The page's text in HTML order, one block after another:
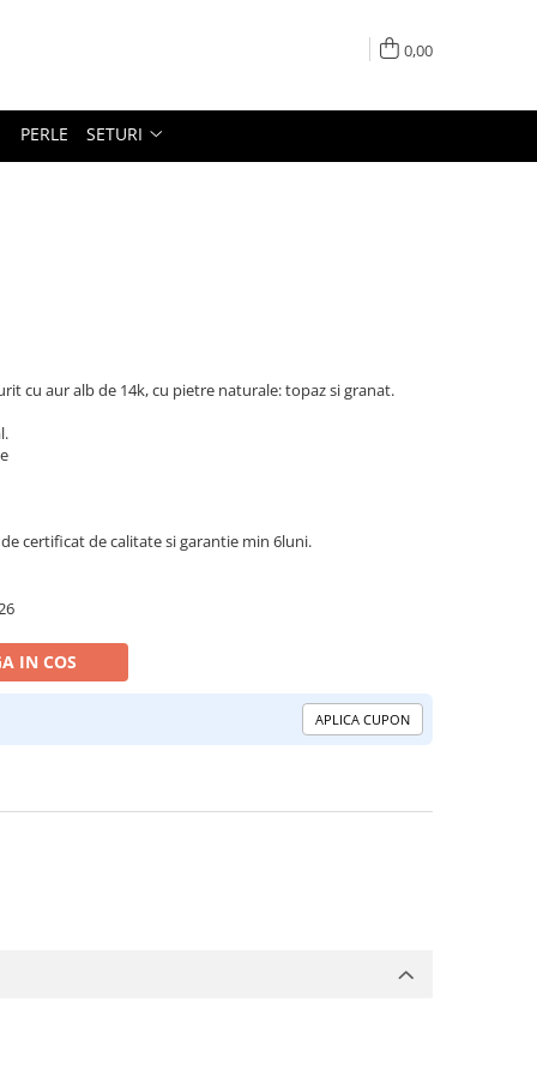
0,00
PERLE SETURI
cu aur alb de 14k, cu pietre naturale: topaz si granat.
certificat de calitate si garantie min 6luni.
IN COS
APLICA CUPON